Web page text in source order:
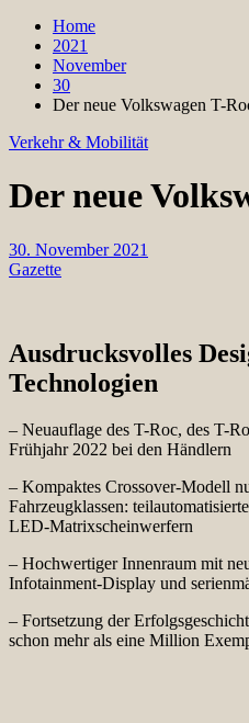
Home
2021
November
30
Der neue Volkswagen T-
Verkehr & Mobilität
Der neue
30. November 2021
Gazette
Ausdrucksvolles
Technologien
– Neuauflage des T-Roc, des T-
Frühjahr 2022 bei den Händlern
– Kompaktes Crossover-Modell
Fahrzeugklassen:
LED-Matrixscheinwerfern
– Hochwertiger Innenraum mit
Infotainment-Display und
– Fortsetzung der
schon mehr als eine Million